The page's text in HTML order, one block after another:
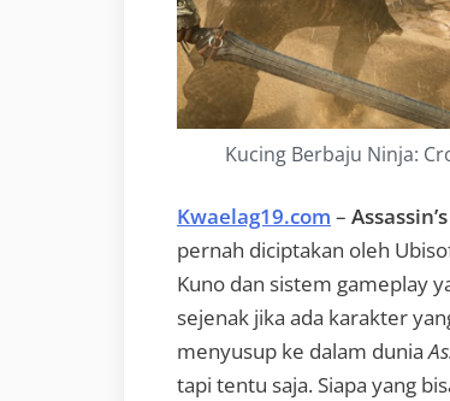
Kucing Berbaju Ninja:
Kwaelag19.com –
pernah diciptakan oleh
Kuno dan sistem gameplay
sejenak jika ada karakter
menyusup ke dalam dunia
tapi tentu saja. Siapa yang